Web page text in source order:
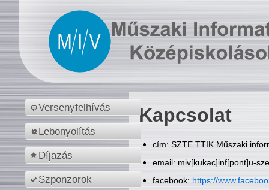
Versenyfelhívás
Lebonyolítás
Díjazás
Szponzorok
Kapcsolat
cím: SZTE TTIK Műszaki
email: miv[kukac]inf[pont]u-
facebook: https://